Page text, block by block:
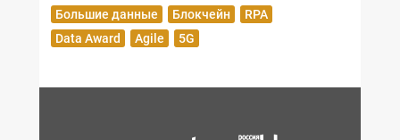
Большие данные
Блокчейн
RPA
Data Award
Agile 5G